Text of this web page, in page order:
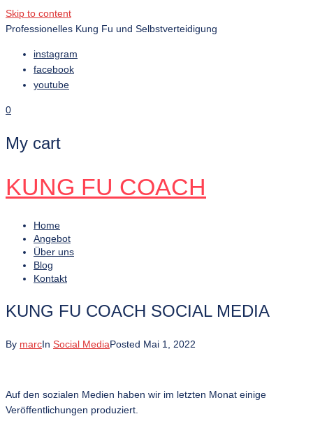
Skip to content
Professionelles Kung Fu und Selbstverteidigung
instagram
facebook
youtube
0
My cart
KUNG FU COACH
Home
Angebot
Über uns
Blog
Kontakt
KUNG FU COACH SOCIAL MEDIA
By marcIn Social MediaPosted Mai 1, 2022
Auf den sozialen Medien haben wir im letzten Monat einige
Veröffentlichungen produziert.